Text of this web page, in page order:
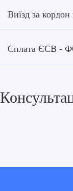
Виїзд за
Сплата ЄСВ -